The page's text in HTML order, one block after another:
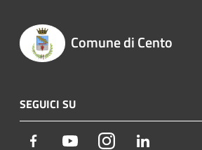
Comune di Cento
SEGUICI SU
Facebook YoutubeInstagram